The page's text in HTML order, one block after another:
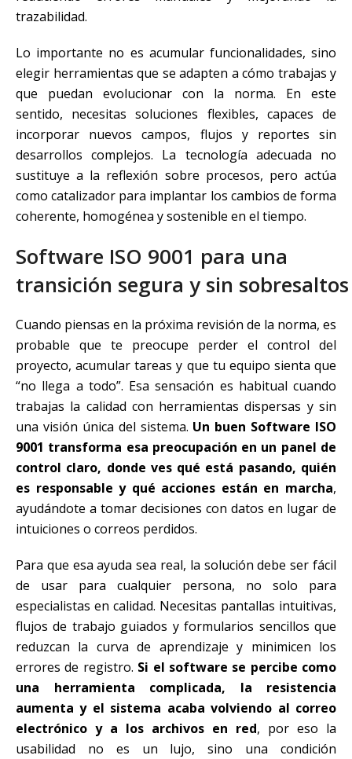
trazabilidad.
Lo importante no es acumular funcionalidades, sino
elegir herramientas que se adapten a cómo trabajas y
que puedan evolucionar con la norma. En este
sentido, necesitas soluciones flexibles, capaces de
incorporar nuevos campos, flujos y reportes sin
desarrollos complejos. La tecnología adecuada no
sustituye a la reflexión sobre procesos, pero actúa
como catalizador para implantar los cambios de forma
coherente, homogénea y sostenible en el tiempo.
Software ISO 9001 para una
transición segura y sin sobresaltos
Cuando piensas en la próxima revisión de la norma, es
probable que te preocupe perder el control del
proyecto, acumular tareas y que tu equipo sienta que
“no llega a todo”. Esa sensación es habitual cuando
trabajas la calidad con herramientas dispersas y sin
una visión única del sistema. Un buen Software ISO
9001 transforma esa preocupación en un panel de
control claro, donde ves qué está pasando, quién
es responsable y qué acciones están en marcha,
ayudándote a tomar decisiones con datos en lugar de
intuiciones o correos perdidos.
Para que esa ayuda sea real, la solución debe ser fácil
de usar para cualquier persona, no solo para
especialistas en calidad. Necesitas pantallas intuitivas,
flujos de trabajo guiados y formularios sencillos que
reduzcan la curva de aprendizaje y minimicen los
errores de registro. Si el software se percibe como
una herramienta complicada, la resistencia
aumenta y el sistema acaba volviendo al correo
electrónico y a los archivos en red, por eso la
usabilidad no es un lujo, sino una condición